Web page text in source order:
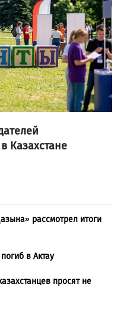
Казахстане
рассмотрел итоги
в Актау
просят не